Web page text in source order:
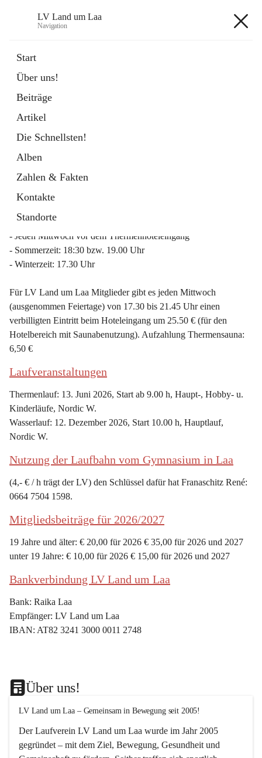
LV Land um Laa
Navigation
Start
Über uns!
Beiträge
Artikel
Die Schnellsten!
Alben
Zahlen & Fakten
Kontakte
Standorte
Externe Webseite
in
Tab
Mitgliederinfo 2026
Lauftreff
- Jeden Mittwoch vor dem Thermenhoteleingang
- Sommerzeit: 18:30 bzw. 19.00 Uhr
- Winterzeit: 17.30 Uhr
Für LV Land um Laa Mitglieder gibt es jeden Mittwoch
(ausgenommen Feiertage) von 17.30 bis 21.45 Uhr einen
verbilligten Eintritt beim Hoteleingang um 25.50 € (für den
Hotelbereich mit Saunabenutzung). Aufzahlung Thermensauna:
6,50 €
Laufveranstaltungen
Thermenlauf: 13. Juni 2026, Start ab 9.00 h, Haupt-, Hobby- u.
Kinderläufe, Nordic W.
Wasserlauf: 12. Dezember 2026, Start 10.00 h, Hauptlauf,
Nordic W.
Nutzung der Laufbahn vom Gymnasium in Laa
(4,- € / h trägt der LV) den Schlüssel dafür hat Franaschitz René:
0664 7504 1598.
Mitgliedsbeiträge für 2026/2027
19 Jahre und älter: € 20,00 für 2026 € 35,00 für 2026 und 2027
unter 19 Jahre: € 10,00 für 2026 € 15,00 für 2026 und 2027
Bankverbindung LV Land um Laa
Bank: Raika Laa
Empfänger: LV Land um Laa
IBAN: AT82 3241 3000 0011 2748
Über uns!
LV Land um Laa – Gemeinsam in Bewegung seit 2005!
Der Laufverein LV Land um Laa wurde im Jahr 2005
gegründet – mit dem Ziel, Bewegung, Gesundheit und